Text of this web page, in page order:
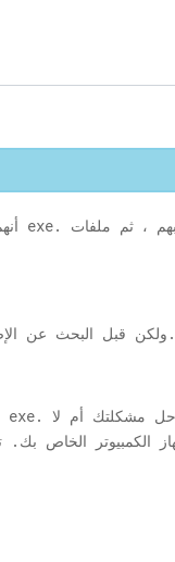
ولكن قبل البحث عن الإصلاحات ، يجب أن تجرب هذه الحلول الأولية وتحقق مما إذا كانت مشكلتك قد تم حلها أم لا.